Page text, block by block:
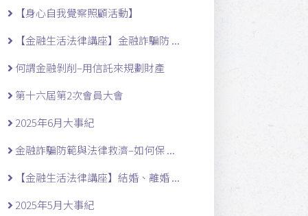
【身心自我覺察照顧活動】
【金融生活法律講座】金融詐騙防 ...
何謂金融剝削–用信託來規劃財產
第十六屆第2次會員大會
2025年6月大事紀
金融詐騙防範與法律救濟–如何保 ...
【金融生活法律講座】結婚、離婚 ...
2025年5月大事紀